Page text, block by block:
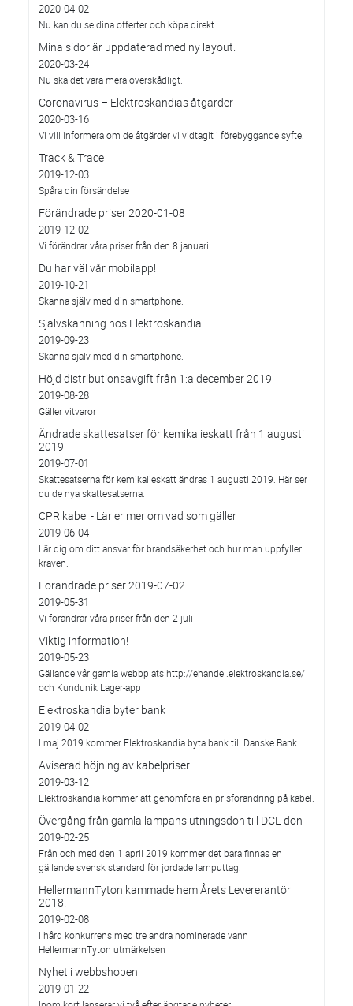
2020-04-02
Nu kan du se dina offerter och köpa direkt.
Mina sidor är uppdaterad med ny layout.
2020-03-24
Nu ska det vara mera överskådligt.
Coronavirus – Elektroskandias åtgärder
2020-03-16
Vi vill informera om de åtgärder vi vidtagit i förebyggande syfte.
Track & Trace
2019-12-03
Spåra din försändelse
Förändrade priser 2020-01-08
2019-12-02
Vi förändrar våra priser från den 8 januari.
Du har väl vår mobilapp!
2019-10-21
Skanna själv med din smartphone.
Självskanning hos Elektroskandia!
2019-09-23
Skanna själv med din smartphone.
Höjd distributionsavgift från 1:a december 2019
2019-08-28
Gäller vitvaror
Ändrade skattesatser för kemikalieskatt från 1 augusti
2019
2019-07-01
Skattesatserna för kemikalieskatt ändras 1 augusti 2019. Här ser
du de nya skattesatserna.
CPR kabel - Lär er mer om vad som gäller
2019-06-04
Lär dig om ditt ansvar för brandsäkerhet och hur man uppfyller
kraven.
Förändrade priser 2019-07-02
2019-05-31
Vi förändrar våra priser från den 2 juli
Viktig information!
2019-05-23
Gällande vår gamla webbplats http://ehandel.elektroskandia.se/
och Kundunik Lager-app
Elektroskandia byter bank
2019-04-02
I maj 2019 kommer Elektroskandia byta bank till Danske Bank.
Aviserad höjning av kabelpriser
2019-03-12
Elektroskandia kommer att genomföra en prisförändring på kabel.
Övergång från gamla lampanslutningsdon till DCL-don
2019-02-25
Från och med den 1 april 2019 kommer det bara finnas en
gällande svensk standard för jordade lamputtag.
HellermannTyton kammade hem Årets Levererantör
2018!
2019-02-08
I hård konkurrens med tre andra nominerade vann
HellermannTyton utmärkelsen
Nyhet i webbshopen
2019-01-22